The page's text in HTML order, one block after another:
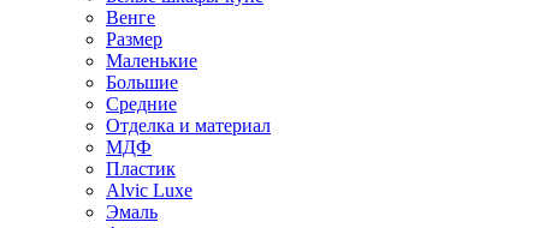
Венге
Размер
Маленькие
Большие
Средние
Отделка и материал
МДФ
Пластик
Alvic Luxe
Эмаль